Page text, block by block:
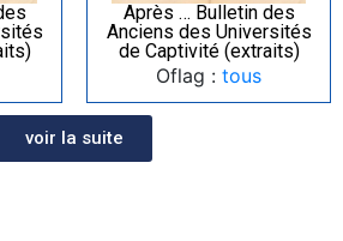
Après … Bulletin des
Anciens des Universités
de Captivité (extraits)
Oflag : tous
voir la suite